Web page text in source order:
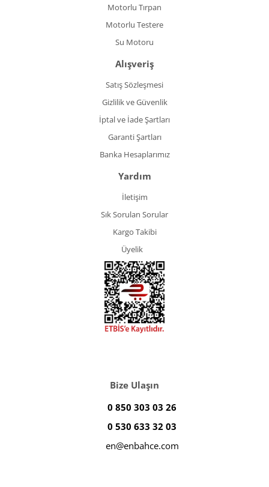
Motorlu Tırpan
Motorlu Testere
Su Motoru
Alışveriş
Satış Sözleşmesi
Gizlilik ve Güvenlik
İptal ve İade Şartları
Garanti Şartları
Banka Hesaplarımız
Yardım
İletişim
Sık Sorulan Sorular
Kargo Takibi
Üyelik
Bize Ulaşın
0 850 303 03 26
0 530 633 32 03
en@enbahce.com